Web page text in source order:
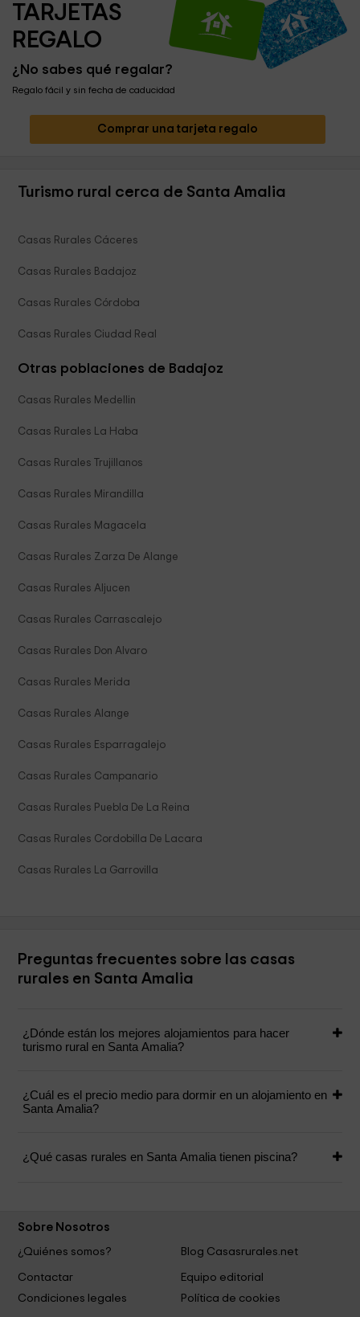
TARJETAS
REGALO
¿No sabes qué regalar?
Regalo fácil y sin fecha de caducidad
Comprar una tarjeta regalo
Turismo rural cerca de Santa Amalia
Casas Rurales Cáceres
Casas Rurales Badajoz
Casas Rurales Córdoba
Casas Rurales Ciudad Real
Otras poblaciones de Badajoz
Casas Rurales Medellin
Casas Rurales La Haba
Casas Rurales Trujillanos
Casas Rurales Mirandilla
Casas Rurales Magacela
Casas Rurales Zarza De Alange
Casas Rurales Aljucen
Casas Rurales Carrascalejo
Casas Rurales Don Alvaro
Casas Rurales Merida
Casas Rurales Alange
Casas Rurales Esparragalejo
Casas Rurales Campanario
Casas Rurales Puebla De La Reina
Casas Rurales Cordobilla De Lacara
Casas Rurales La Garrovilla
Preguntas frecuentes sobre las casas
rurales en Santa Amalia
¿Dónde están los mejores alojamientos para hacer
turismo rural en Santa Amalia?
¿Cuál es el precio medio para dormir en un alojamiento en
Santa Amalia?
¿Qué casas rurales en Santa Amalia tienen piscina?
Sobre Nosotros
¿Quiénes somos?
Blog Casasrurales.net
Contactar
Equipo editorial
Condiciones legales
Política de cookies